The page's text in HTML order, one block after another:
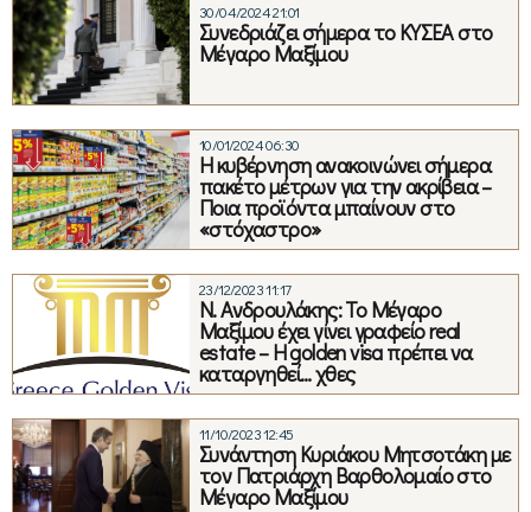
30/04/2024 21:01
Συνεδριάζει σήμερα το ΚΥΣΕΑ στο
Μέγαρο Μαξίμου
10/01/2024 06:30
Η κυβέρνηση ανακοινώνει σήμερα
πακέτο μέτρων για την ακρίβεια –
Ποια προϊόντα μπαίνουν στο
«στόχαστρο»
23/12/2023 11:17
Ν. Ανδρουλάκης: Το Μέγαρο
Μαξίμου έχει γίνει γραφείο real
estate – Η golden visa πρέπει να
καταργηθεί… χθες
11/10/2023 12:45
Συνάντηση Κυριάκου Μητσοτάκη με
τον Πατριάρχη Βαρθολομαίο στο
Μέγαρο Μαξίμου